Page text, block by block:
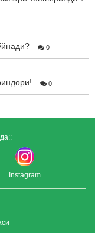
0
0
Instagram